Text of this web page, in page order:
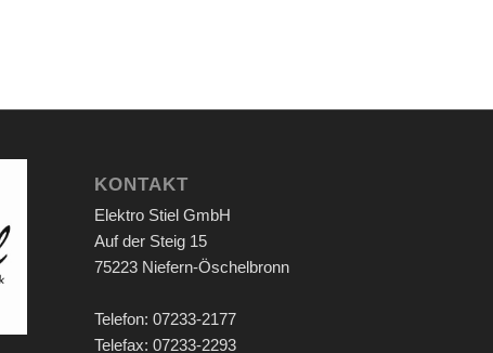
KONTAKT
Elektro Stiel GmbH
Auf der Steig 15
75223 Niefern-Öschelbronn
Telefon: 07233-2177
Telefax: 07233-2293